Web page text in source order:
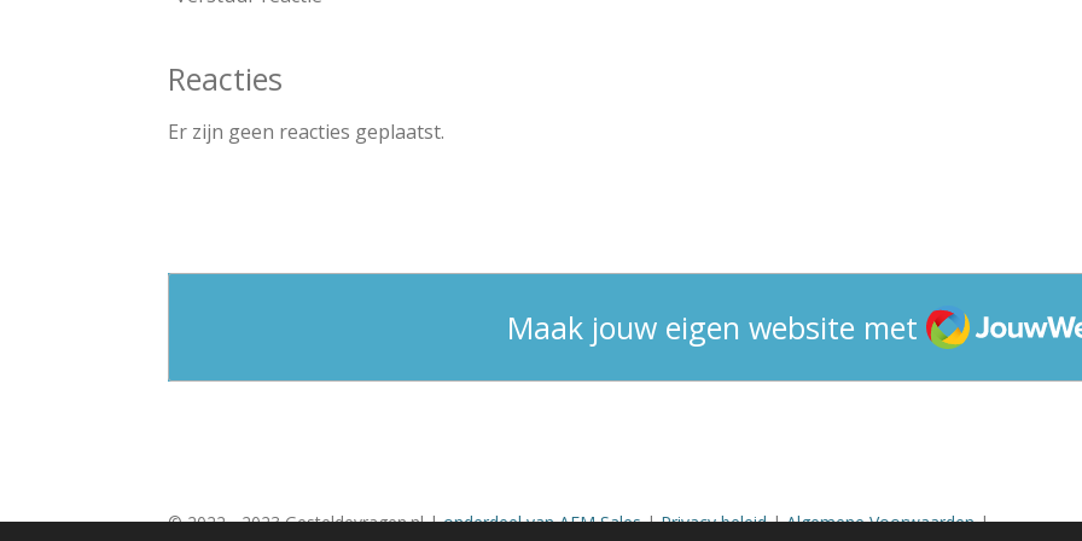
Reacties
Er zijn geen reacties geplaatst.
Maak jouw eigen website met JouwWeb
© 2022 - 2023 Gesteldevragen.nl |onderdeel van AFM Sales|Privacy beleid|Algemene Voorwaarden|